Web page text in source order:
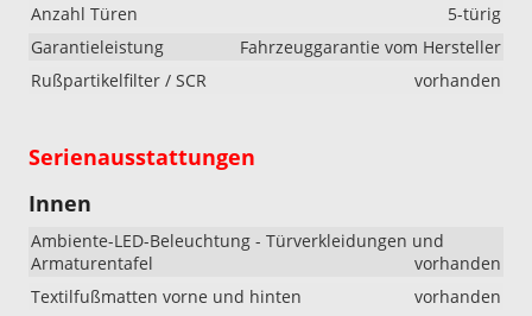
Anzahl Türen
5-türig
Garantieleistung
Fahrzeuggarantie vom Hersteller
Rußpartikelfilter / SCR
vorhanden
Serienausstattungen
Innen
Ambiente-LED-Beleuchtung - Türverkleidungen und
Armaturentafel
vorhanden
Textilfußmatten vorne und hinten
vorhanden